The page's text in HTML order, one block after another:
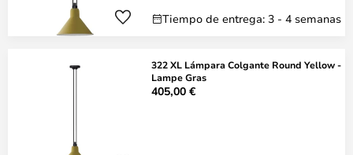
Tiempo de entrega: 3 - 4 semanas
322 XL Lámpara Colgante Round Yellow -
Lampe Gras
405,00 €